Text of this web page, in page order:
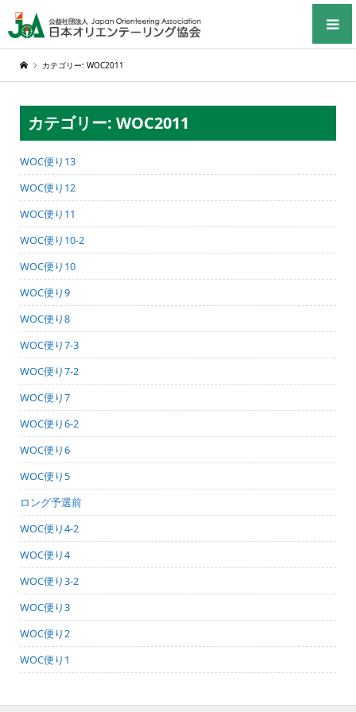
カテゴリー: WOC2011
カテゴリー: WOC2011
WOC便り13
WOC便り12
WOC便り11
WOC便り10-2
WOC便り10
WOC便り9
WOC便り8
WOC便り7-3
WOC便り7-2
WOC便り7
WOC便り6-2
WOC便り6
WOC便り5
ロング予選前
WOC便り4-2
WOC便り4
WOC便り3-2
WOC便り3
WOC便り2
WOC便り1